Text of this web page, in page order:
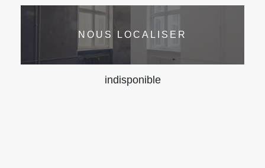
NOUS LOCALISER
indisponible